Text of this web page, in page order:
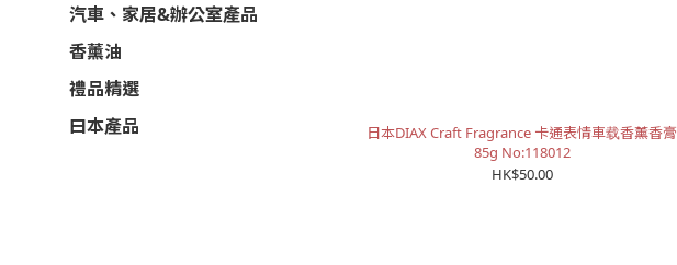
汽車、家居&辦公室產品
香薰油
禮品精選
曰本產品
日本DIAX Craft Fragrance 卡通表情車载香薰香膏
85g No:118012
HK$50.00